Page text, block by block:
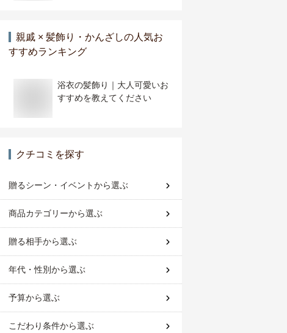
親戚 × 髪飾り・かんざしの人気お
すすめランキング
浴衣の髪飾り｜大人可愛いお
すすめを教えてください
クチコミを探す
贈るシーン・イベントから選ぶ
商品カテゴリーから選ぶ
贈る相手から選ぶ
年代・性別から選ぶ
予算から選ぶ
こだわり条件から選ぶ